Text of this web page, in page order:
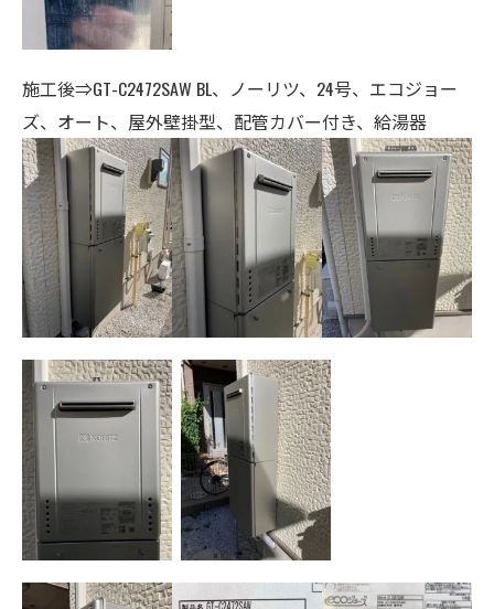
施工後⇒GT-C2472SAW BL、ノーリツ、24号、エコジョー
ズ、オート、 屋外壁掛型、配管カバー付き、給湯器